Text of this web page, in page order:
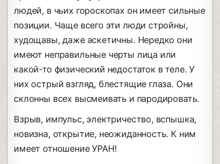
людей, в чьих гороскопах он имеет сильные
позиции. Чаще всего эти люди стройны,
худощавы, даже аскетичны. Нередко они
имеют неправильные черты лица или
какой-то физический недостаток в теле. У
них острый взгляд, блестящие глаза. Они
склонны всех высмеивать и пародировать.
Взрыв, импульс, электричество, вспышка,
новизна, открытие, неожиданность. К ним
имеет отношение УРАН!